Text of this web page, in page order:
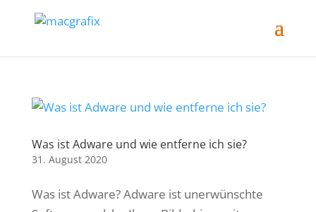
Was ist Adware und wie entferne ich sie?
31. August 2020
Was ist Adware? Adware ist unerwünschte